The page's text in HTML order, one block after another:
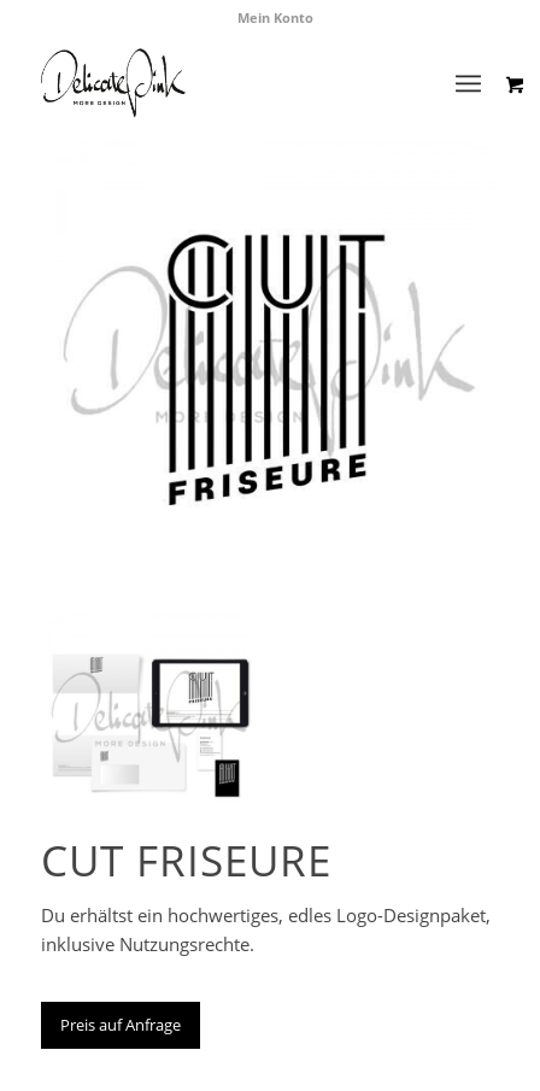
Mein Konto
Corporate-
Designpaket
CUT FRISEURE
Du erhältst ein hochwertiges, edles Logo-Designpaket,
inklusive Nutzungsrechte.
Preis auf Anfrage